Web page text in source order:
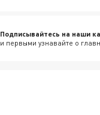
Подписывайтесь на наши
и первыми узнавайте о